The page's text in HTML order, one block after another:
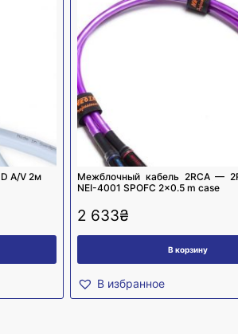
A/V 2м
Межблочный кабель 2RCA —
NEI-4001 SPOFC 2×0.5 m case
2 633₴
В корзину
В избранное